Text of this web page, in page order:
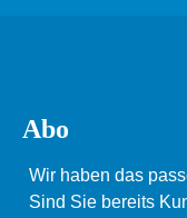
Abo
Wir haben das
Sind Sie bereits